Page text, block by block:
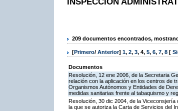
209 documentos encontrados,
[Primero/ Anterior] 1, 2, 3, 4, 5, 6, 7, 8 [
Documentos
Resolución, 12 ene 2006, de la Secretaria
relación con la aplicación en los centros de
Organismos Autónomos y Entidades de
medidas sanitarias frente al tabaquismo y
Resolución, 30 dic 2004, de la
la que se autoriza la Carta de Servicios del